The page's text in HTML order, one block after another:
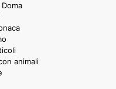
animali